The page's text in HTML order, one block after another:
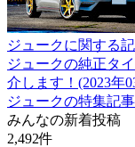
ジュークに関する
ジュークの純正タ
介します！(2023年
ジュークの特集記
みんなの新着投稿
2,492件